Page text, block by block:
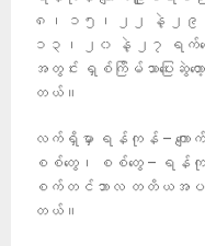
၈၊ ၁၅၊ ၂၂ နဲ့ ၂၉၊
၁၃၊ ၂၀ နဲ့ ၂၇ ရက်တွေမှာ
အတွင်း ရှစ်ကြိမ်သာပြေး
တယ်။
လက်ရှိမှာ ရန်ကုန် – ကျေ
စစ်တွေ၊ စစ်တွေ – ရန်
စက်တင်ဘာလ တတိယအပ
တယ်။